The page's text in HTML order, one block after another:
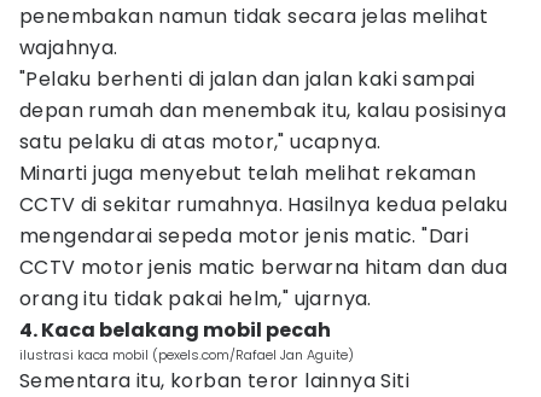
penembakan namun tidak secara jelas melihat
wajahnya.
"Pelaku berhenti di jalan dan jalan kaki sampai
depan rumah dan menembak itu, kalau posisinya
satu pelaku di atas motor," ucapnya.
Minarti juga menyebut telah melihat rekaman
CCTV di sekitar rumahnya. Hasilnya kedua pelaku
mengendarai sepeda motor jenis matic. "Dari
CCTV motor jenis matic berwarna hitam dan dua
orang itu tidak pakai helm," ujarnya.
4. Kaca belakang mobil pecah
ilustrasi kaca mobil (pexels.com/Rafael Jan Aguite)
Sementara itu, korban teror lainnya Siti